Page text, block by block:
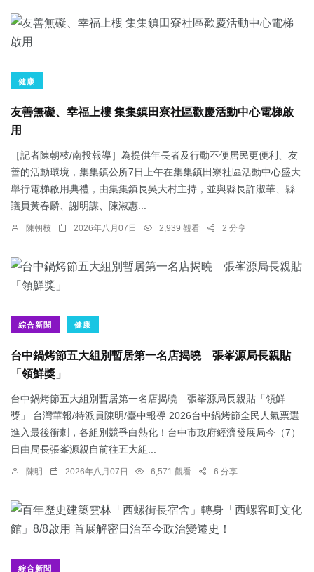
健康
友善無礙、幸福上樓 集集鎮田寮社區歡慶活動中心電梯啟
用
［記者陳朝枝/南投報導］為提供年長者及行動不便居民更便利、友
善的活動環境，集集鎮公所7日上午在集集鎮田寮社區活動中心盛大
舉行電梯啟用典禮，由集集鎮長吳大村主持，並與縣長許淑華、縣
議員黃春麟、謝明謀、陳淑惠...
陳朝枝 2026年八月07日 2,939 觀看 2 分享
綜合新聞 健康
台中鍋烤節五大組別暫居第一名店揭曉 張峯源局長親貼
「領鮮獎」
台中鍋烤節五大組別暫居第一名店揭曉 張峯源局長親貼「領鮮
獎」 台灣華報/特派員陳明/臺中報導 2026台中鍋烤節全民人氣票選
進入最後衝刺，各組別競爭白熱化！台中市政府經濟發展局今（7）
日由局長張峯源親自前往五大組...
陳明 2026年八月07日 6,571 觀看 6 分享
綜合新聞